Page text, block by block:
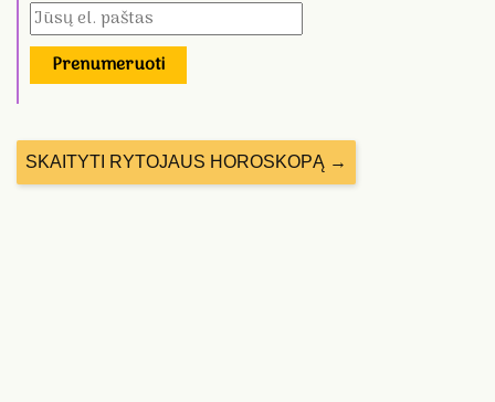
Prenumeruoti
SKAITYTI RYTOJAUS HOROSKOPĄ →